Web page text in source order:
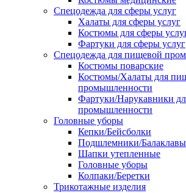
Спецодежда для сферы услуг
Халаты для сферы услуг
Костюмы для сферы
Фартуки для сферы услуг
Спецодежда для пищевой
Костюмы поварские
Костюмы/Халаты для
промышленности
Фартуки/Нарукавники
промышленности
Головные уборы
Кепки/Бейсболки
Подшлемники/Балаклавы
Шапки утепленные
Головные уборы
Колпаки/Беретки
Трикотажные изделия